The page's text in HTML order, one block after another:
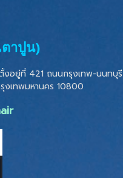
าปูน)
งอยู่ที่ 421 ถนนกรุงเทพ-นนทบุรี
งเทพมหานคร 10800